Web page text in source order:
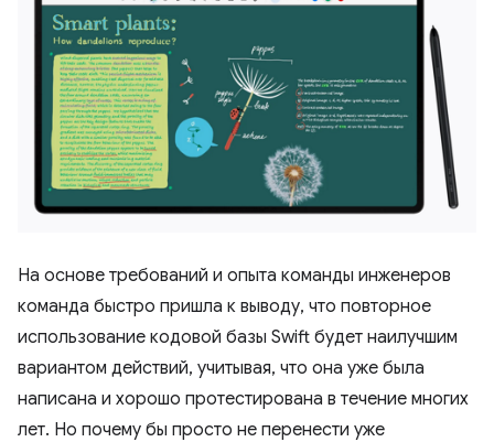
На основе требований и опыта команды инженеров
команда быстро пришла к выводу, что повторное
использование кодовой базы Swift будет наилучшим
вариантом действий, учитывая, что она уже была
написана и хорошо протестирована в течение многих
лет. Но почему бы просто не перенести уже